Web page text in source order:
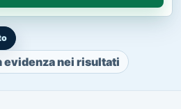
evidenza nei risultati